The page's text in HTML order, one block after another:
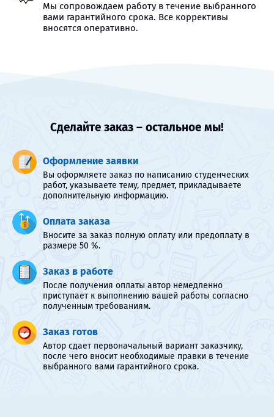
Мы сопровождаем работу в течение выбранного
вами гарантийного срока. Все коррективы
вносятся оперативно.
Сделайте заказ – остальное мы!
Оформление заявки
Вы оформляете заказ по написанию студенческих
работ, указываете тему, предмет, прикладываете
дополнительную информацию.
Оплата заказа
Вносите за заказ полную оплату или предоплату в
размере 50 %.
Заказ в работе
После получения оплаты автор немедленно
приступает к выполнению вашей работы согласно
полученным требованиям.
Заказ готов
Автор сдает первоначальный вариант заказчику,
после чего вносит необходимые правки в течение
выбранного вами гарантийного срока.